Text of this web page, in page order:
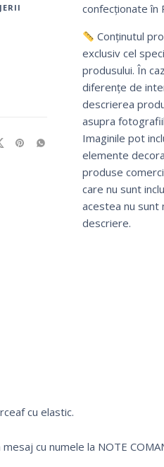
confecționate în
Conținutul
exclusiv cel
produsului. În
diferențe de
descrierea
asupra
Imaginile pot
elemente
produse
care nu sunt
acestea nu sunt
descriere.
cu elastic.
cu numele la NOTE